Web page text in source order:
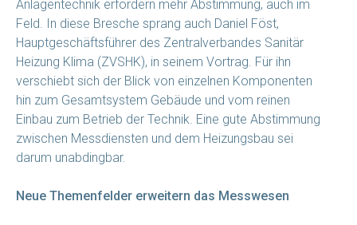
Anlagentechnik erfordern mehr Abstimmung, auch im
Feld. In diese Bresche sprang auch Daniel Föst,
Hauptgeschäftsführer des Zentralverbandes Sanitär
Heizung Klima (ZVSHK), in seinem Vortrag. Für ihn
verschiebt sich der Blick von einzelnen Komponenten
hin zum Gesamtsystem Gebäude und vom reinen
Einbau zum Betrieb der Technik. Eine gute Abstimmung
zwischen Messdiensten und dem Heizungsbau sei
darum unabdingbar.
Neue Themenfelder erweitern das Messwesen